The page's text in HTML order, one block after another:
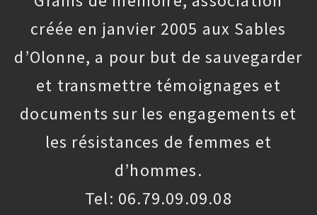
créée en janvier 2005 aux Sables
d’Olonne, a pour but de sauvegarder
et transmettre témoignages et
documents sur les engagements et
les résistances de femmes et
d’hommes.
Tel: 06.79.09.09.08